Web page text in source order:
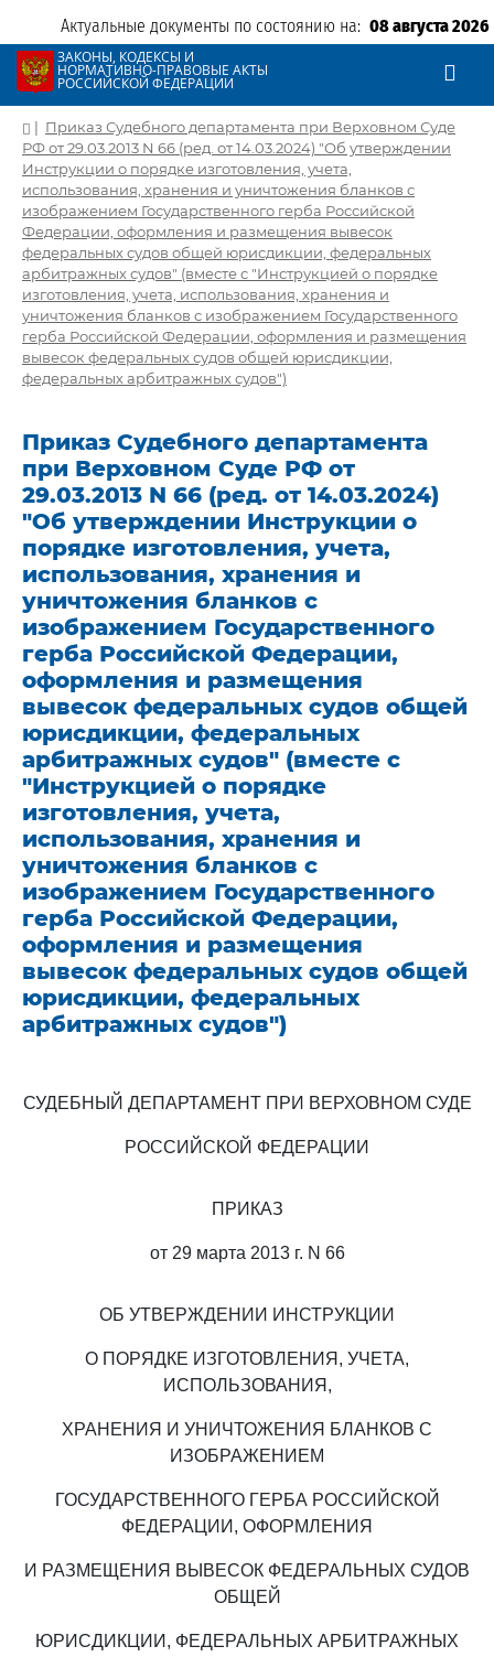
Актуальные документы по состоянию на: 08 августа 2026
ЗАКОНЫ, КОДЕКСЫ И
НОРМАТИВНО-ПРАВОВЫЕ АКТЫ
РОССИЙСКОЙ ФЕДЕРАЦИИ
| Приказ Судебного департамента при Верховном Суде
РФ от 29.03.2013 N 66 (ред. от 14.03.2024) "Об утверждении
Инструкции о порядке изготовления, учета,
использования, хранения и уничтожения бланков с
изображением Государственного герба Российской
Федерации, оформления и размещения вывесок
федеральных судов общей юрисдикции, федеральных
арбитражных судов" (вместе с "Инструкцией о порядке
изготовления, учета, использования, хранения и
уничтожения бланков с изображением Государственного
герба Российской Федерации, оформления и размещения
вывесок федеральных судов общей юрисдикции,
федеральных арбитражных судов")
Приказ Судебного департамента
при Верховном Суде РФ от
29.03.2013 N 66 (ред. от 14.03.2024)
"Об утверждении Инструкции о
порядке изготовления, учета,
использования, хранения и
уничтожения бланков с
изображением Государственного
герба Российской Федерации,
оформления и размещения
вывесок федеральных судов общей
юрисдикции, федеральных
арбитражных судов" (вместе с
"Инструкцией о порядке
изготовления, учета,
использования, хранения и
уничтожения бланков с
изображением Государственного
герба Российской Федерации,
оформления и размещения
вывесок федеральных судов общей
юрисдикции, федеральных
арбитражных судов")
СУДЕБНЫЙ ДЕПАРТАМЕНТ ПРИ ВЕРХОВНОМ СУДЕ
РОССИЙСКОЙ ФЕДЕРАЦИИ
ПРИКАЗ
от 29 марта 2013 г. N 66
ОБ УТВЕРЖДЕНИИ ИНСТРУКЦИИ
О ПОРЯДКЕ ИЗГОТОВЛЕНИЯ, УЧЕТА,
ИСПОЛЬЗОВАНИЯ,
ХРАНЕНИЯ И УНИЧТОЖЕНИЯ БЛАНКОВ С
ИЗОБРАЖЕНИЕМ
ГОСУДАРСТВЕННОГО ГЕРБА РОССИЙСКОЙ
ФЕДЕРАЦИИ, ОФОРМЛЕНИЯ
И РАЗМЕЩЕНИЯ ВЫВЕСОК ФЕДЕРАЛЬНЫХ СУДОВ
ОБЩЕЙ
ЮРИСДИКЦИИ, ФЕДЕРАЛЬНЫХ АРБИТРАЖНЫХ